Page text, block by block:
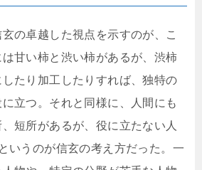
の卓越した視点を示すのが、こ
甘い柿と渋い柿があるが、渋柿
たり加工したりすれば、独特の
立つ。それと同様に、人間にも
短所があるが、役に立たない人
いうのが信玄の考え方だった。一